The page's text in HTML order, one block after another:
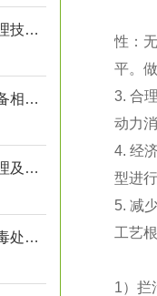
口腔牙科污水处理设备的相关处理技术介绍
口腔牙科污水处理设备与传统设备相比的优势介绍
口腔牙科污水处理设备的工作原理及出故障时需采取的措施介绍
正确安装可确保口腔诊所臭氧消毒处理设备提供高效的消毒效果
性：
平。
3. 合
动力
4. 经
型进
5. 减
工艺
1）拦